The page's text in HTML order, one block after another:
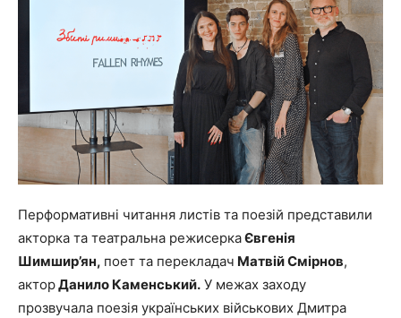
Перформативні читання листів та поезій представили
акторка та театральна режисеркаЄвгенія
Шимшир’ян, поет та перекладач Матвій Смірнов,
акторДанило Каменський. У межах заходу
прозвучала поезія українських військових Дмитра